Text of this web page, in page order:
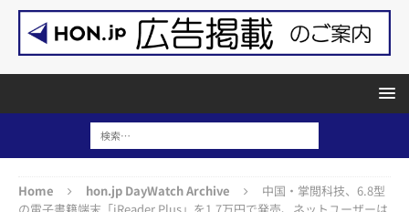
Home hon.jp DayWatch Archive
中国・掌閲科技、6.8型